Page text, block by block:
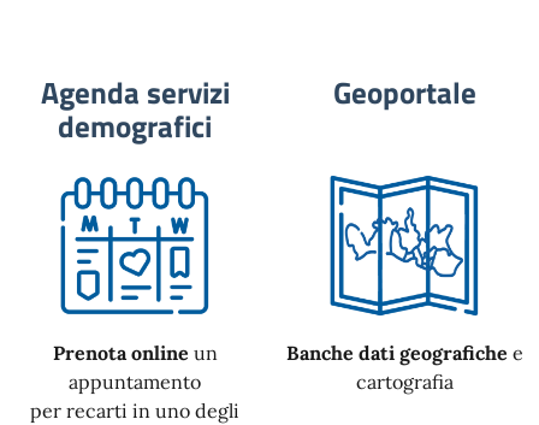
Agenda servizi
demografici
Prenota online un
appuntamento
per recarti in uno degli
Geoportale
Banche dati geografiche e
cartografia